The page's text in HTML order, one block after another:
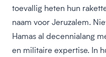
toevallig heten hun
naam voor Jeruzalem.
Hamas al decennialang
en militaire expertise. In